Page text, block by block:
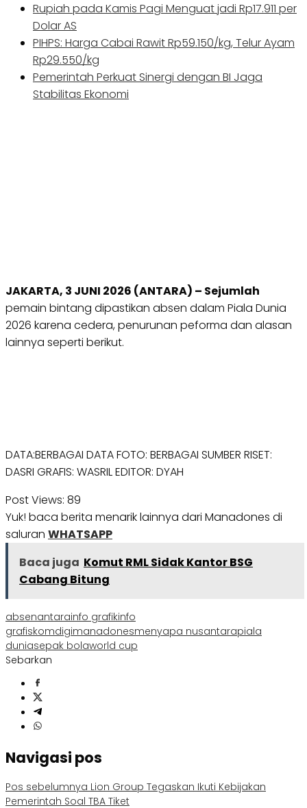
Rupiah pada Kamis Pagi Menguat jadi Rp17.911 per
Dolar AS
PIHPS: Harga Cabai Rawit Rp59.150/kg, Telur Ayam
Rp29.550/kg
Pemerintah Perkuat Sinergi dengan BI Jaga
Stabilitas Ekonomi
JAKARTA, 3 JUNI 2026 (ANTARA) – Sejumlah
pemain bintang dipastikan absen dalam Piala Dunia
2026 karena cedera, penurunan peforma dan alasan
lainnya seperti berikut.
DATA:BERBAGAI DATA FOTO: BERBAGAI SUMBER RISET:
DASRI GRAFIS: WASRIL EDITOR: DYAH
Post Views: 89
Yuk! baca berita menarik lainnya dari Manadones di
saluran WHATSAPP
Baca juga Komut RML Sidak Kantor BSG
Cabang Bitung
absenantarainfo grafikinfo
grafiskomdigimanadonesmenyapa nusantarapiala
duniasepak bolaworld cup
Sebarkan
Navigasi pos
Pos sebelumnya Lion Group Tegaskan Ikuti Kebijakan
Pemerintah Soal TBA Tiket